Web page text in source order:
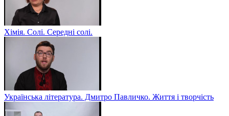
Хімія. Солі. Середні солі.
Українська література. Дмитро Павличко. Життя і творчість